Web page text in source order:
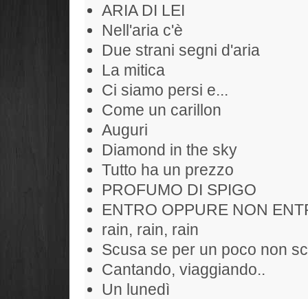
ARIA DI LEI
Nell'aria c'è
Due strani segni d'aria
La mitica
Ci siamo persi e...
Come un carillon
Auguri
Diamond in the sky
Tutto ha un prezzo
PROFUMO DI SPIGO
ENTRO OPPURE NON
rain, rain, rain
Scusa se per un poco non
Cantando, viaggiando..
Un lunedì